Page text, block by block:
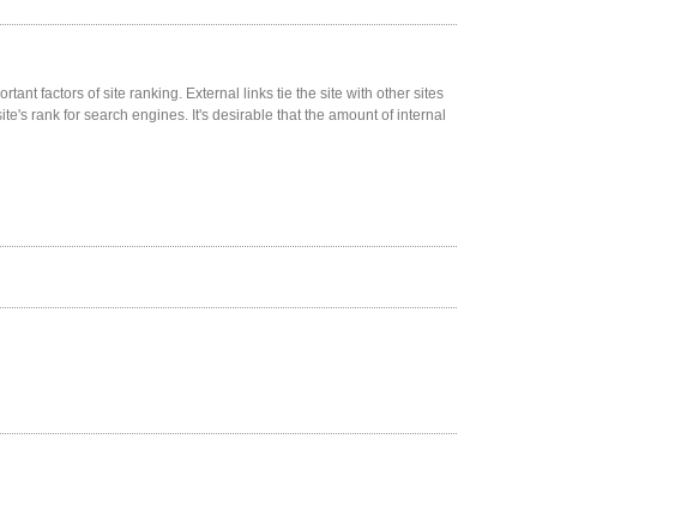
factors of site ranking. External links tie the site with other sites
rank for search engines. It's desirable that the amount of internal